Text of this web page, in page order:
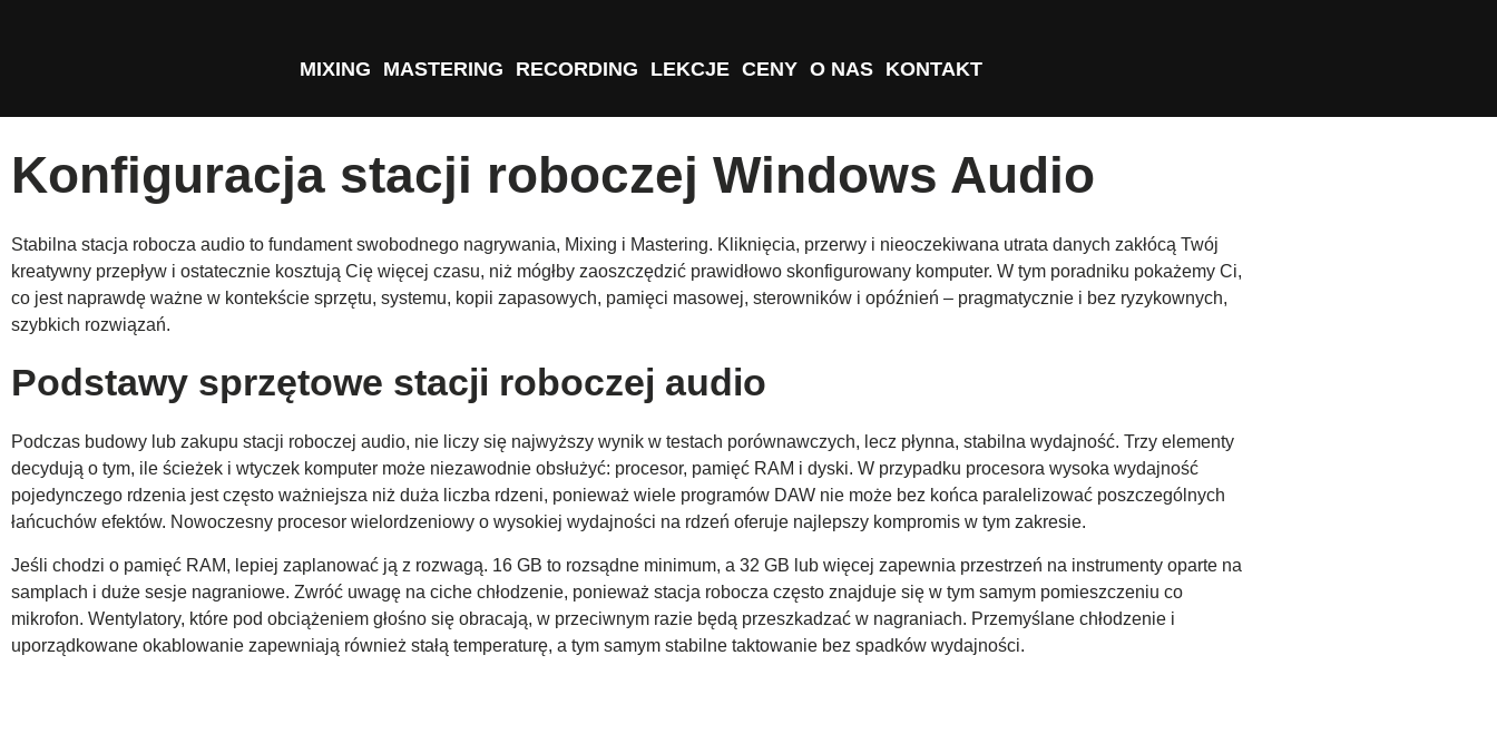
MIXING MASTERING RECORDING LEKCJE CENY O NAS KONTAKT
Konfiguracja stacji roboczej Windows Audio
Stabilna stacja robocza audio to fundament swobodnego nagrywania, Mixing i Mastering. Kliknięcia, przerwy i nieoczekiwana utrata danych zakłócą Twój
kreatywny przepływ i ostatecznie kosztują Cię więcej czasu, niż mógłby zaoszczędzić prawidłowo skonfigurowany komputer. W tym poradniku pokażemy Ci,
co jest naprawdę ważne w kontekście sprzętu, systemu, kopii zapasowych, pamięci masowej, sterowników i opóźnień – pragmatycznie i bez ryzykownych,
szybkich rozwiązań.
Podstawy sprzętowe stacji roboczej audio
Podczas budowy lub zakupu stacji roboczej audio, nie liczy się najwyższy wynik w testach porównawczych, lecz płynna, stabilna wydajność. Trzy elementy
decydują o tym, ile ścieżek i wtyczek komputer może niezawodnie obsłużyć: procesor, pamięć RAM i dyski. W przypadku procesora wysoka wydajność
pojedynczego rdzenia jest często ważniejsza niż duża liczba rdzeni, ponieważ wiele programów DAW nie może bez końca paralelizować poszczególnych
łańcuchów efektów. Nowoczesny procesor wielordzeniowy o wysokiej wydajności na rdzeń oferuje najlepszy kompromis w tym zakresie.
Jeśli chodzi o pamięć RAM, lepiej zaplanować ją z rozwagą. 16 GB to rozsądne minimum, a 32 GB lub więcej zapewnia przestrzeń na instrumenty oparte na
samplach i duże sesje nagraniowe. Zwróć uwagę na ciche chłodzenie, ponieważ stacja robocza często znajduje się w tym samym pomieszczeniu co
mikrofon. Wentylatory, które pod obciążeniem głośno się obracają, w przeciwnym razie będą przeszkadzać w nagraniach. Przemyślane chłodzenie i
uporządkowane okablowanie zapewniają również stałą temperaturę, a tym samym stabilne taktowanie bez spadków wydajności.